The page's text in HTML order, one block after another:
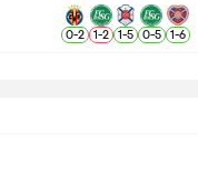
6
-
1
5
-
0
5
-
1
2
-
1
2
-
0